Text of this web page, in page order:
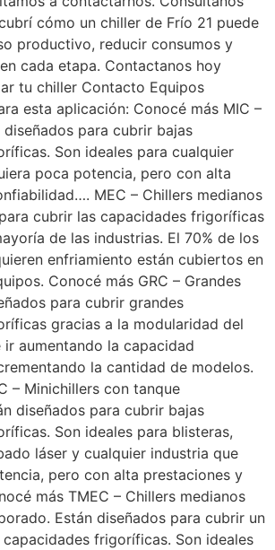
cómo un chiller de Frío 21 puede
productivo, reducir consumos y
cada etapa. Contactanos hoy
tu chiller Contacto Equipos
esta aplicación: Conocé más MIC –
diseñados para cubrir bajas
Son ideales para cualquier
poca potencia, pero con alta
MEC – Chillers medianos
cubrir las capacidades frigoríficas
de las industrias. El 70% de los
enfriamiento están cubiertos en
Conocé más GRC – Grandes
para cubrir grandes
gracias a la modularidad del
ir aumentando la capacidad
la cantidad de modelos.
– Minichillers con tanque
diseñados para cubrir bajas
Son ideales para blisteras,
láser y cualquier industria que
pero con alta prestaciones y
más TMEC – Chillers medianos
Están diseñados para cubrir un
frigoríficas. Son ideales